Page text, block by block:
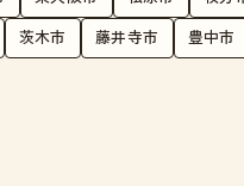
茨木市 藤井寺市 豊中市